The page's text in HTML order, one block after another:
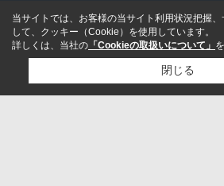
当サイトでは、お客様の当サイト利用状況把握
して、クッキー（Cookie）を使用しています。
詳しくは、当社の 「Cookieの取扱いについて」
閉じる